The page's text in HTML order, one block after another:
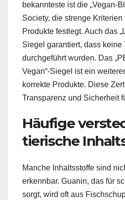
bekannteste ist die „Vegan-
Society, die strenge
Produkte festlegt. Auch das
Siegel garantiert, dass keine
durchgeführt wurden. Das
Vegan“-Siegel ist ein
korrekte Produkte. Diese
Transparenz und Sicherheit
Häufige
tierische
Manche Inhaltsstoffe sind
erkennbar. Guanin, das für
sorgt, wird oft aus